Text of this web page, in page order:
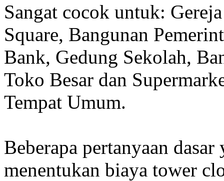
Sangat cocok untuk:
Square, Bangunan
Bank, Gedung Sekolah,
Toko Besar dan
Tempat Umum.
Beberapa pertanyaan
menentukan biaya tower